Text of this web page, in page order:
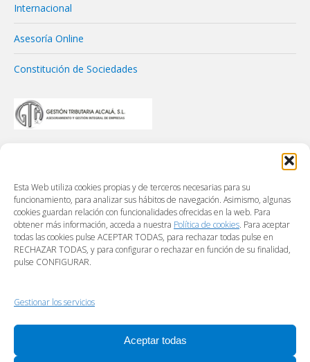
Esta Web utiliza cookies propias y de terceros necesarias para su
funcionamiento, para analizar sus hábitos de navegación. Asimismo, algunas
cookies guardan relación con funcionalidades ofrecidas en la web. Para
obtener más información, acceda a nuestra Política de cookies. Para aceptar
todas las cookies pulse ACEPTAR TODAS, para rechazar todas pulse en
RECHAZAR TODAS, y para configurar o rechazar en función de su finalidad,
pulse CONFIGURAR.
Gestionar los servicios
Aceptar todas
Internacional
Asesoría Online
Constitución de Sociedades